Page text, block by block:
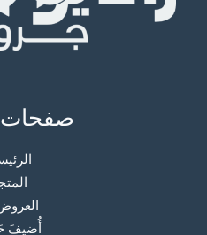
صفحات تهمك
العروض 🎊
أُضيفَ حَديثًا